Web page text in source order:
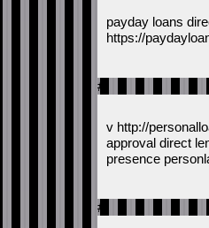
payday loans
https://
#
v http://
approval direct
presence
#